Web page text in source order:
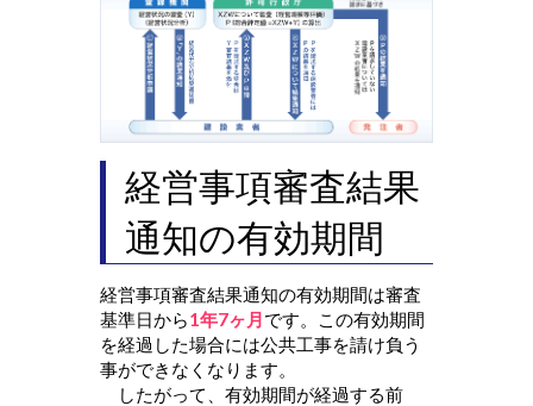
経営事項審査結果
通知の有効期間
経営事項審査結果通知の有効期間は審査
基準日から1年7ヶ月 です。この有効期間
を経過した場合には公共工事を請け負う
事ができなくなります。
したがって、有効期間が経過する前